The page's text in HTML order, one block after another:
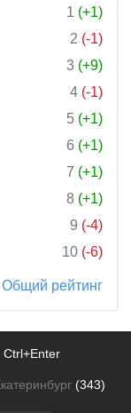
1 (+1)
2 (-1)
3 (+9)
4 (-1)
5 (+1)
6 (+1)
7 (+1)
8 (+1)
9 (-4)
10 (-6)
Общий рейтинг
Ctrl+Enter
(343)